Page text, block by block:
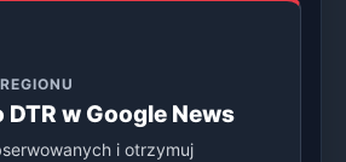
DTR w Google News
i otrzymuj